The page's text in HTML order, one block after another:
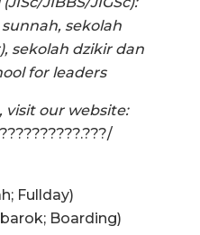
sekolah
sekolah dzikir dan
for leaders
visit our website:
Fullday)
Boarding)